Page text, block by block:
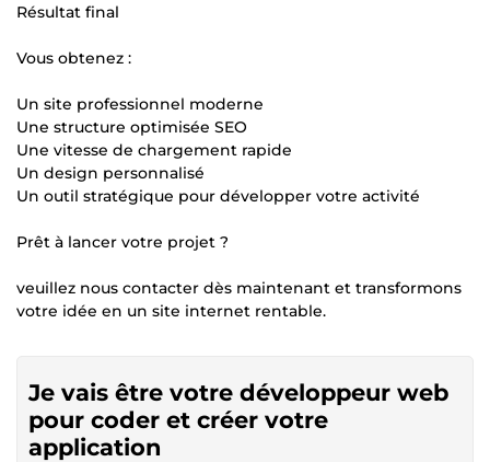
Résultat final
Vous obtenez :
Un site professionnel moderne
Une structure optimisée SEO
Une vitesse de chargement rapide
Un design personnalisé
Un outil stratégique pour développer votre activité
Prêt à lancer votre projet ?
veuillez nous contacter dès maintenant et transformons
votre idée en un site internet rentable.
Je vais être votre développeur web
pour coder et créer votre
application